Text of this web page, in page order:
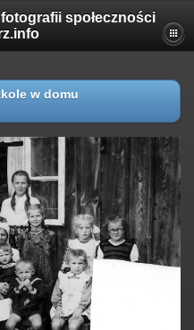
społeczności
w domu